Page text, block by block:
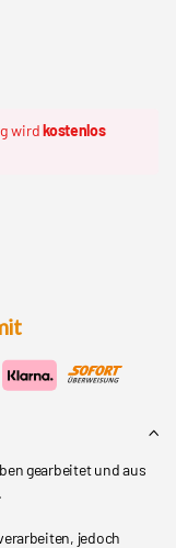
wirdkostenlos
gearbeitet und aus
jedoch